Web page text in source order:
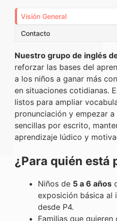
Visión General
Contacto
Nuestro grupo de inglés
reforzar las bases del
a los niños a ganar más
en situaciones cotidianas.
listos para ampliar
pronunciación y empezar
sencillas por escrito,
aprendizaje lúdico y
¿Para quién está
Niños de 5 a 6 años
exposición básica al
desde P4.
Familias que